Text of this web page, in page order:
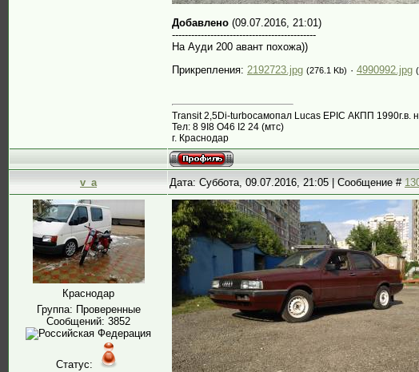
Добавлено (09.07.2016, 21:01)
---------------------------------------------
На Ауди 200 авант похожа))
Прикрепления: 2192723.jpg (276.1 Kb) · 4990992.jpg
Transit 2,5Di-turboсамопал Lucas EPIC АКПП 1990г.в.
Тел: 8 9I8 О46 I2 24 (мтс)
г. Краснодар
v_a Дата: Суббота, 09.07.2016, 21:05 | Сообщение #
Краснодар
Группа: Проверенные
Сообщений: 3852
Статус: